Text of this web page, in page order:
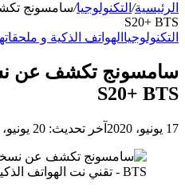
الرئيسية/ التكنولوجيا/
S20+ BTS
التكنولوجيا الهواتف الذكية و
S20+ BTS
17 يونيو، 2020 آخر تحديث: 20 يونيو، 2020